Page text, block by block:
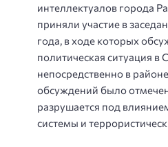
интеллектуалов города
приняли участие в
года, в ходе которых
политическая ситуация в
непосредственно в
обсуждений было
разрушается под
системы и